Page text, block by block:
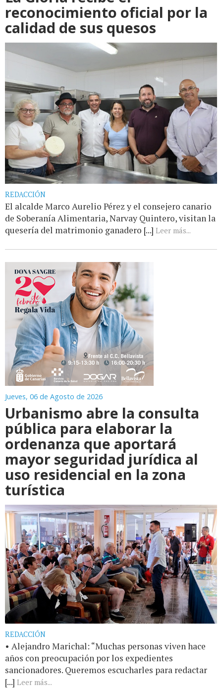
reconocimiento oficial por la
calidad de sus quesos
REDACCIÓN
El alcalde Marco Aurelio Pérez y el consejero canario
de Soberanía Alimentaria, Narvay Quintero, visitan la
quesería del matrimonio ganadero [...] Leer más...
Jueves, 06 de Agosto de 2026
Urbanismo abre la consulta
pública para elaborar la
ordenanza que aportará
mayor seguridad jurídica al
uso residencial en la zona
turística
REDACCIÓN
• Alejandro Marichal: “Muchas personas viven hace
años con preocupación por los expedientes
sancionadores. Queremos escucharles para redactar
[...] Leer más...